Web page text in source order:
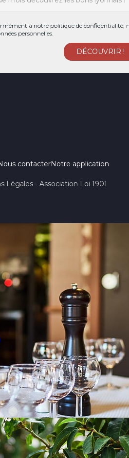
à notre politique de confidentialité,
personnelles.
contacterNotre application
Légales - Association Loi 1901